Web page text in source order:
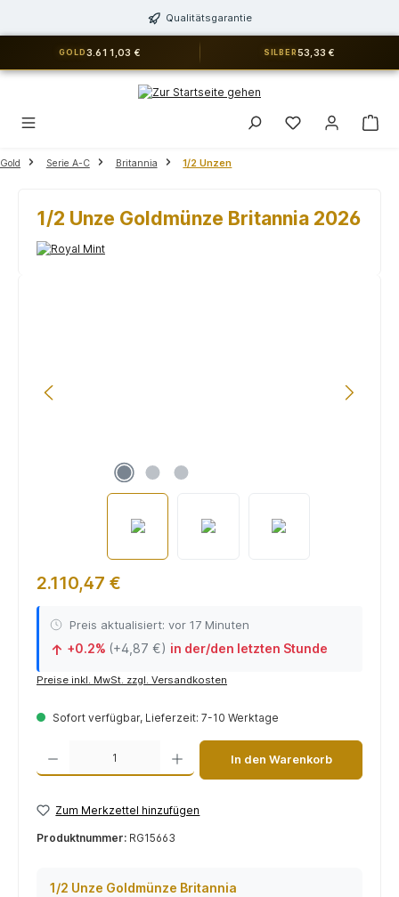
Qualitätsgarantie
GOLD 3.611,03 € SILBER 53,33 €
Du hast 0
Gold Serie A-C Britannia 1/2 Unzen
1/2 Unze Goldmünze Britannia 2026
2.110,47 €
Preis aktualisiert: vor 17 Minuten
↑ +0.2% (+4,87 €) in der/den letzten Stunde
Preise inkl. MwSt. zzgl. Versandkosten
Sofort verfügbar, Lieferzeit: 7-10 Werktage
Produkt Anzahl: Gib den gewünschten Wert ein oder benutze die Schaltflächen um
In den Warenkorb
Zum Merkzettel hinzufügen
Produktnummer: RG15663
1/2 Unze Goldmünze Britannia